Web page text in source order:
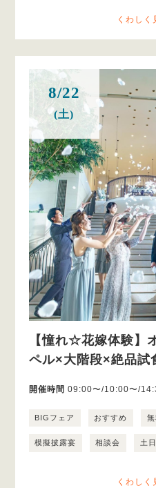
くわしく
8/22
(土)
【憧れ☆花嫁体験】
ペル×大階段×絶品試
開催時間 09:00〜/10:00〜/
BIGフェア おすすめ
模擬披露宴 相談会 土
くわしく